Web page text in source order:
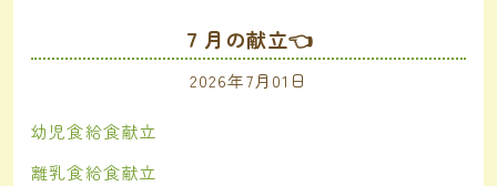
７月の献立👈
2026年7月01日
幼児食給食献立
離乳食給食献立